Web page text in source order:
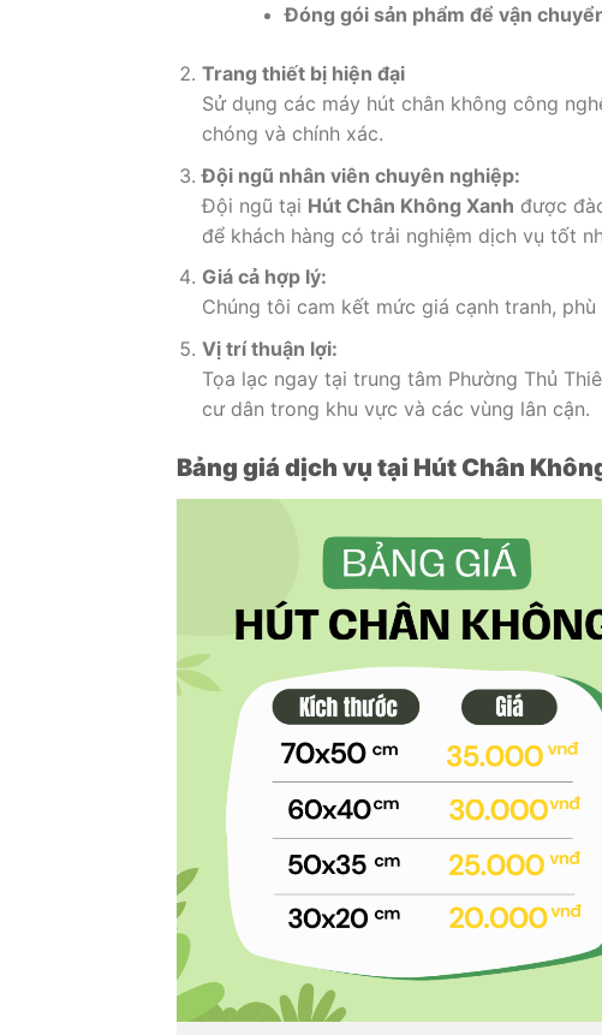
Đóng gói sản phẩm để vận
Trang thiết bị hiện đại
Sử dụng các máy hút chân không công
chóng và chính xác.
Đội ngũ nhân viên chuyên nghiệp:
Đội ngũ tại Hút Chân Không Xanh được
để khách hàng có trải nghiệm dịch vụ tốt
Giá cả hợp lý:
Chúng tôi cam kết mức giá cạnh tranh,
Vị trí thuận lợi:
Tọa lạc ngay tại trung tâm Phường Thủ
cư dân trong khu vực và các vùng lân cận.
Bảng giá dịch vụ tại Hút Chân